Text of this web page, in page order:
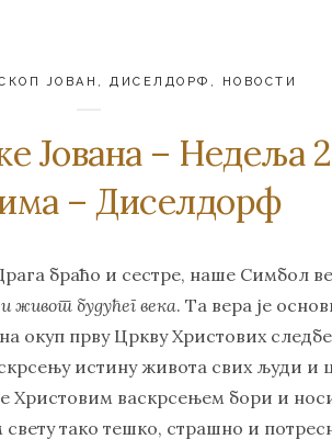
ЈОВАН ,ДИСЕЛДОРФ , НОВОСТИ
Јована – Недеља
– Диселдорф
браћо и сестре, наше Симбол
живот будућег века. Та вера је
окуп прву Цркву Христових
истину живота свих људи и
Христовим васкрсењем бори и
тако тешко, страшно и